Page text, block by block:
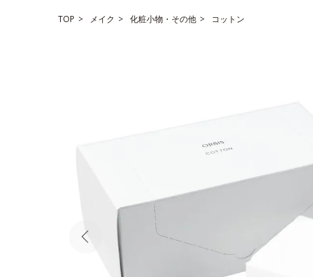
TOP メイク 化粧小物・その他 コットン